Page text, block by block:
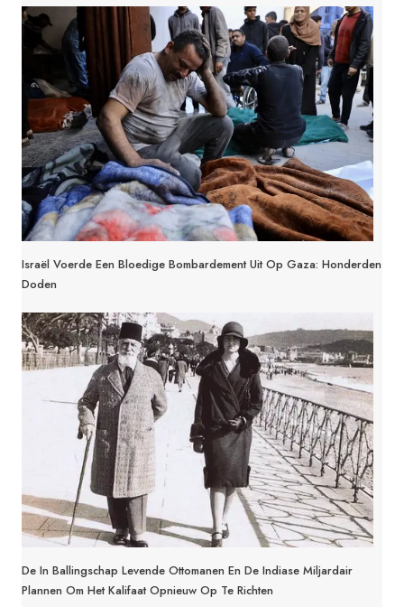
Israël Voerde Een Bloedige Bombardement Uit Op Gaza: Honderden
Doden
De In Ballingschap Levende Ottomanen En De Indiase Miljardair
Plannen Om Het Kalifaat Opnieuw Op Te Richten